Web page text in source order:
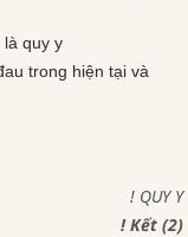
là quy y
trong hiện tại và
! QUY Y
! Kết (2)